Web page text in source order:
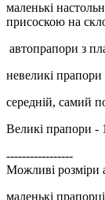
маленькі
присоскою на
автопрапори з
невеликі
середній, самий
Великі прапори -
-----------------
Можливі розміри
маленькі